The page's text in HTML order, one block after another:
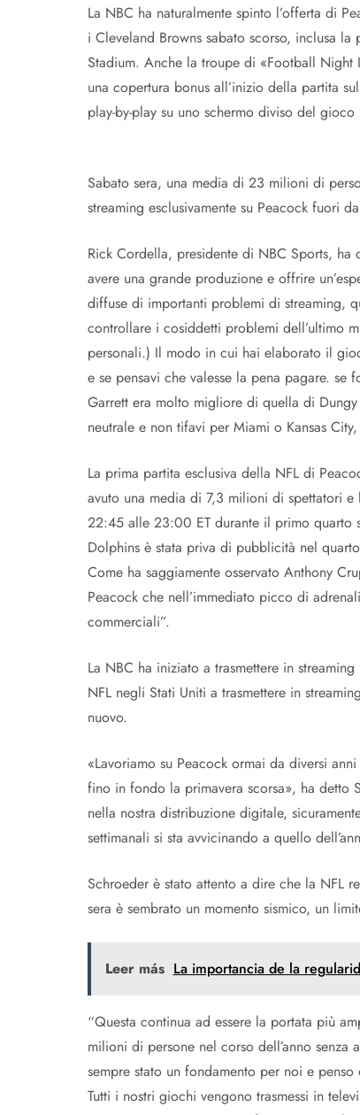
La NBC ha naturalmente spinto l’offerta di
i Cleveland Browns sabato scorso, inclusa
Stadium. Anche la troupe di «Football
una copertura bonus all’inizio della partita
play-by-play su uno schermo diviso del gioco
Sabato sera, una media di 23 milioni di
streaming esclusivamente su Peacock fuori
Rick Cordella, presidente di NBC Sports,
avere una grande produzione e offrire
diffuse di importanti problemi di streaming,
controllare i cosiddetti problemi dell’ultimo
personali.) Il modo in cui hai elaborato il
e se pensavi che valesse la pena pagare. se
Garrett era molto migliore di quella di
neutrale e non tifavi per Miami o Kansas
La prima partita esclusiva della NFL di
avuto una media di 7,3 milioni di spettatori
22:45 alle 23:00 ET durante il primo quarto
Dolphins è stata priva di pubblicità nel
Come ha saggiamente osservato Anthony
Peacock che nell’immediato picco di
commerciali”.
La NBC ha iniziato a trasmettere in
NFL negli Stati Uniti a trasmettere in
nuovo.
«Lavoriamo su Peacock ormai da diversi
fino in fondo la primavera scorsa», ha detto
nella nostra distribuzione digitale,
settimanali si sta avvicinando a quello
Schroeder è stato attento a dire che la NFL
sera è sembrato un momento sismico, un
Leer más La importancia de la
“Questa continua ad essere la portata più
milioni di persone nel corso dell’anno
sempre stato un fondamento per noi e
Tutti i nostri giochi vengono trasmessi in